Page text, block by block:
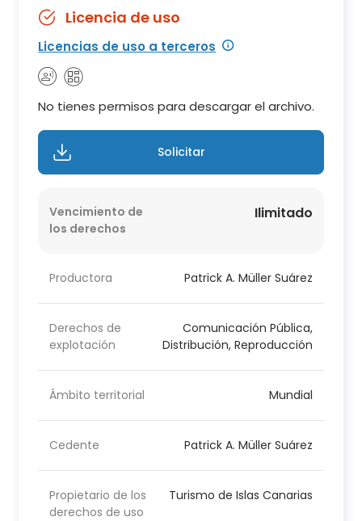
Licencia de uso
Licencias de uso a terceros
No tienes permisos para descargar el archivo.
Solicitar
Vencimiento de
los derechos
Ilimitado
Productora Patrick A. Müller Suárez
Derechos de
explotación
Comunicación Pública,
Distribución, Reproducción
Ámbito territorial Mundial
Cedente Patrick A. Müller Suárez
Propietario de los
derechos de uso
Turismo de Islas Canarias